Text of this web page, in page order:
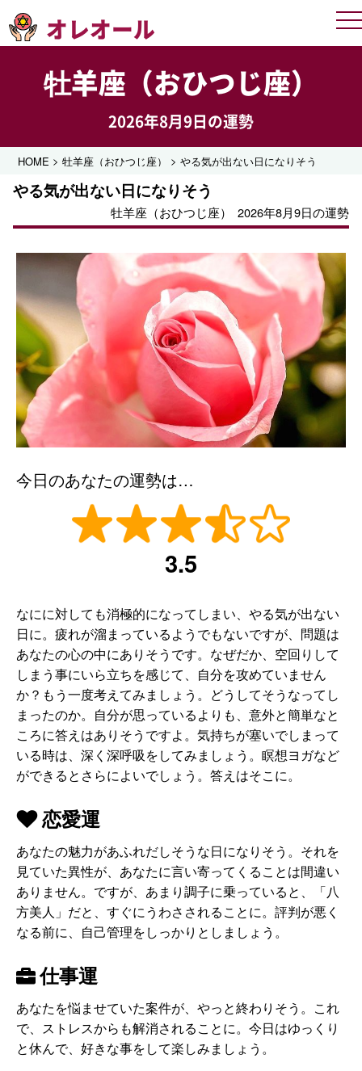
オレオール
牡羊座（おひつじ座）
2026年8月9日の運勢
HOME >牡羊座（おひつじ座） >やる気が出ない日になりそう
やる気が出ない日になりそう
牡羊座（おひつじ座） 2026年8月9日の運勢
今日のあなたの運勢は…
3.5
なにに対しても消極的になってしまい、やる気が出ない
日に。疲れが溜まっているようでもないですが、問題は
あなたの心の中にありそうです。なぜだか、空回りして
しまう事にいら立ちを感じて、自分を攻めていません
か？もう一度考えてみましょう。どうしてそうなってし
まったのか。自分が思っているよりも、意外と簡単なと
ころに答えはありそうですよ。気持ちが塞いでしまって
いる時は、深く深呼吸をしてみましょう。瞑想ヨガなど
ができるとさらによいでしょう。答えはそこに。
恋愛運
あなたの魅力があふれだしそうな日になりそう。それを
見ていた異性が、あなたに言い寄ってくることは間違い
ありません。ですが、あまり調子に乗っていると、「八
方美人」だと、すぐにうわさされることに。評判が悪く
なる前に、自己管理をしっかりとしましょう。
仕事運
あなたを悩ませていた案件が、やっと終わりそう。これ
で、ストレスからも解消されることに。今日はゆっくり
と休んで、好きな事をして楽しみましょう。